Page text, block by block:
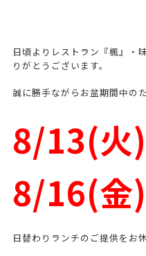
日頃よりレストラン『楓』・
りがとうございます。
誠に勝手ながらお盆期間中のた
8/13(火
8/16(金)
日替わりランチのご提供をお